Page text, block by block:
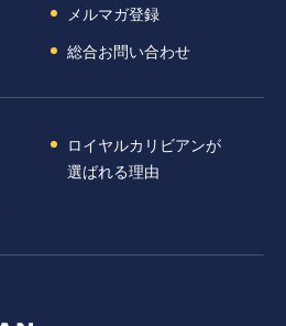
メルマガ登録
総合お問い合わせ
ロイヤルカリビアンが
選ばれる理由